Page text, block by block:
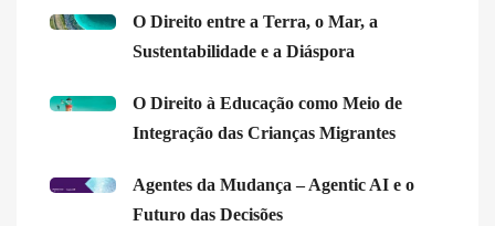
O Direito entre a Terra, o Mar, a
Sustentabilidade e a Diáspora
O Direito à Educação como Meio de
Integração das Crianças Migrantes
Agentes da Mudança – Agentic AI e o
Futuro das Decisões